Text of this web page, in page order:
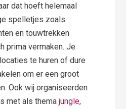
dat hoeft helemaal
spelletjes zoals
en touwtrekken
prima vermaken. Je
te huren of dure
om er een groot
Ook wij organiseerden
met als themajungle,